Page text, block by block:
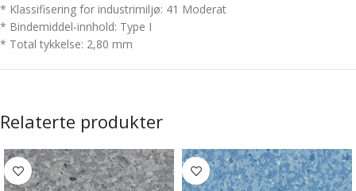
* Klassifisering for industrimiljø: 41 Moderat
* Bindemiddel-innhold: Type I
* Total tykkelse: 2,80 mm
Relaterte produkter